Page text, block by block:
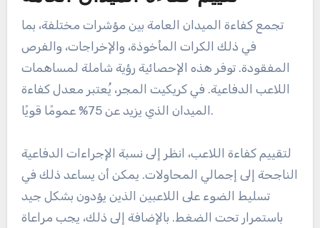
إخراجات حاسمة في اللحظات الحاسمة. في المجر،
يتمتع اللاعبون الذين يتفوقون في الإخراجات عادةً
عند تحليل الإخراجات، يجب مراعاة وضع اللاعب وتواصله
مع زملائه. غالبًا ما يتوقع الميدانون الفعالون تحركات
الناجحة. يمكن أن يساعد تتبع هذه الإحصائيات في
تحديد اللاعبين الذين يمكن أن يكونوا محوريين في